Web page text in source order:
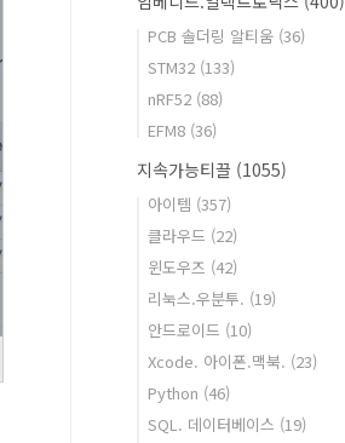
PCB 솔더링 알티움 (36)
STM32 (133)
nRF52 (88)
EFM8 (36)
지속가능티끌 (1055)
아이템 (357)
클라우드 (22)
윈도우즈 (42)
리눅스.우분투. (19)
안드로이드 (10)
Xcode. 아이폰.맥북. (23)
Python (46)
SQL. 데이터베이스 (19)